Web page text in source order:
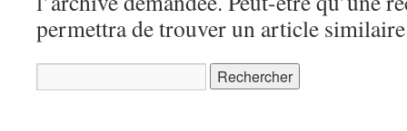
permettra de trouver un article